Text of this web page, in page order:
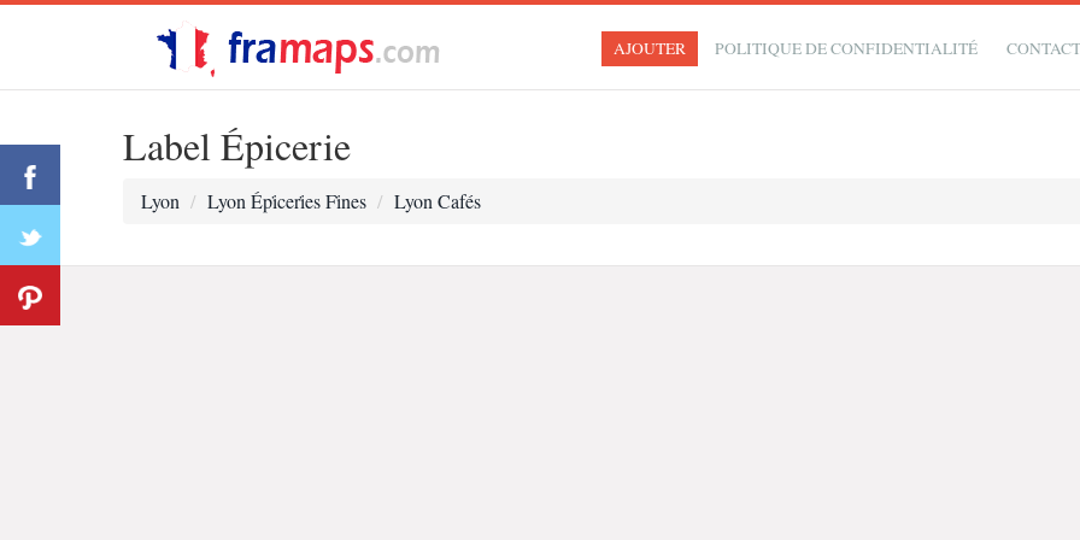
AJOUTER POLITIQUE DE CONFIDENTIALITÉ
Label Épicerie
Lyon Lyon Épi̇ceri̇es Fi̇nes Lyon Cafés